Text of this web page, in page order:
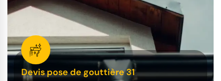
Devis pose de gouttière 31